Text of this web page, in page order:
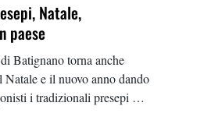
Natale,
paese
Batignano torna anche
Natale e il nuovo anno dando
i tradizionali presepi che